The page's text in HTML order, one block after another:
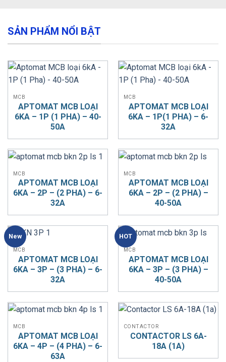
SẢN PHẨM NỔI BẬT
MCB
APTOMAT MCB LOẠI
6KA – 1P (1 PHA) – 40-
50A
MCB
APTOMAT MCB LOẠI
6KA – 1P(1 PHA) – 6-
32A
MCB
APTOMAT MCB LOẠI
6KA – 2P – (2 PHA) – 6-
32A
MCB
APTOMAT MCB LOẠI
6KA – 2P – (2 PHA) –
40-50A
New
MCB
APTOMAT MCB LOẠI
6KA – 3P – (3 PHA) – 6-
32A
HOT
MCB
APTOMAT MCB LOẠI
6KA – 3P – (3 PHA) –
40-50A
MCB
APTOMAT MCB LOẠI
6KA – 4P – (4 PHA) – 6-
63A
CONTACTOR
CONTACTOR LS 6A-
18A (1A)